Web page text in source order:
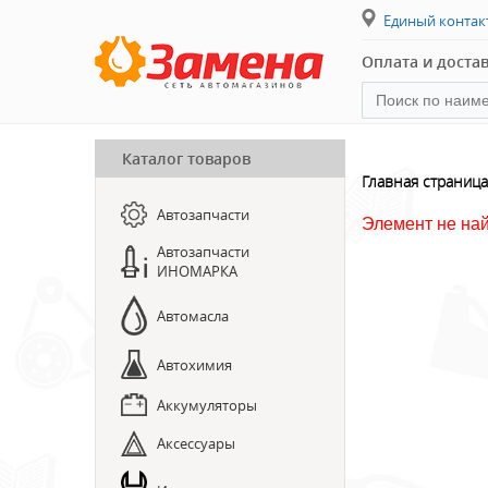
Единый
Оплата и
ПРЕДЗАКАЗ ЗАПЧАСТЕЙ
ЗАПИСЬ НА СТО
Каталог товаров
Автозапчасти
Автозапчасти
ИНОМАРКА
Автомасла
Автохимия
Аккумуляторы
Аксессуары
Главная страница
Элемент не